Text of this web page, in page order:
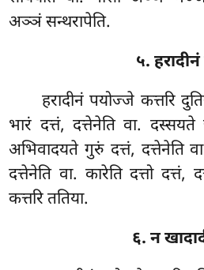
अञ्ञं सन्थरापेति.
५. हरादीनं
हरादीनंपयोज्जे कत्तरि
भारं दत्तं, दत्तेनेति वा.
अभिवादयते गुरुं दत्तं, दत्तेनेति
दत्तेनेति वा. कारेति दत्तो दत्तं,
कत्तरि ततिया.
६. न